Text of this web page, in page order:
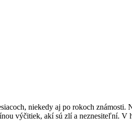
niekedy aj po rokoch
výčitiek, akí sú zlí a neznesiteľní. V